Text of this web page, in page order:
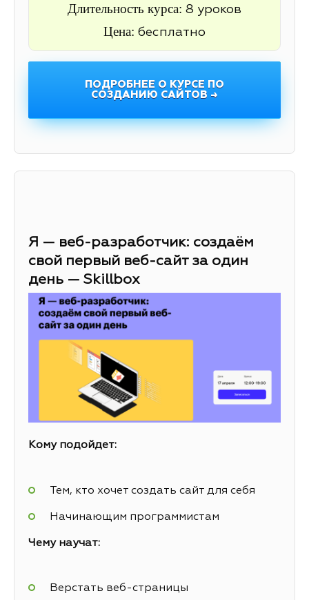
Длительность курса: 8 уроков
Цена: бесплатно
ПОДРОБНЕЕ О КУРСЕ ПО
СОЗДАНИЮ САЙТОВ →
Я — веб-разработчик: создаём
свой первый веб-сайт за один
день — Skillbox
Кому подойдет:
Тем, кто хочет создать сайт для себя
Начинающим программистам
Чему научат:
Верстать веб-страницы